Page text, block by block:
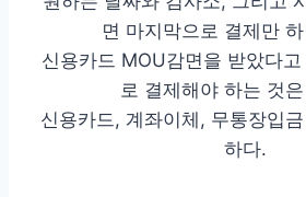
면 마지막으로 결제만
신용카드 MOU감면을 받았다
로 결제해야 하는 것
신용카드, 계좌이체, 무통장입
하다.